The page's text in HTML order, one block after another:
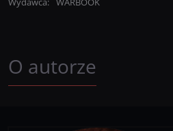
O autorze